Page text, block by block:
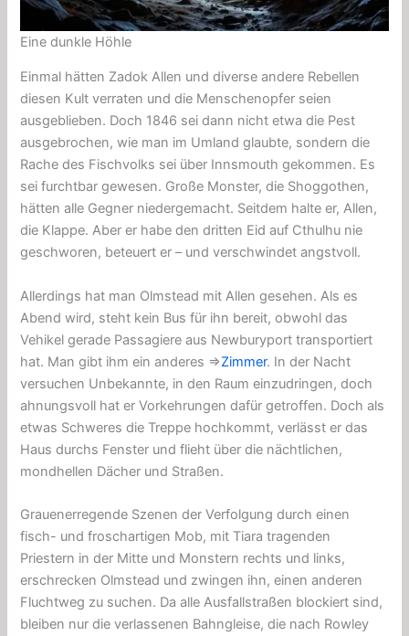
Eine dunkle Höhle
Einmal hätten Zadok Allen und diverse andere Rebellen
diesen Kult verraten und die Menschenopfer seien
ausgeblieben. Doch 1846 sei dann nicht etwa die Pest
ausgebrochen, wie man im Umland glaubte, sondern die
Rache des Fischvolks sei über Innsmouth gekommen. Es
sei furchtbar gewesen. Große Monster, die Shoggothen,
hätten alle Gegner niedergemacht. Seitdem halte er, Allen,
die Klappe. Aber er habe den dritten Eid auf Cthulhu nie
geschworen, beteuert er – und verschwindet angstvoll.
Allerdings hat man Olmstead mit Allen gesehen. Als es
Abend wird, steht kein Bus für ihn bereit, obwohl das
Vehikel gerade Passagiere aus Newburyport transportiert
hat. Man gibt ihm ein anderes ⇒Zimmer. In der Nacht
versuchen Unbekannte, in den Raum einzudringen, doch
ahnungsvoll hat er Vorkehrungen dafür getroffen. Doch als
etwas Schweres die Treppe hochkommt, verlässt er das
Haus durchs Fenster und flieht über die nächtlichen,
mondhellen Dächer und Straßen.
Grauenerregende Szenen der Verfolgung durch einen
fisch- und froschartigen Mob, mit Tiara tragenden
Priestern in der Mitte und Monstern rechts und links,
erschrecken Olmstead und zwingen ihn, einen anderen
Fluchtweg zu suchen. Da alle Ausfallstraßen blockiert sind,
bleiben nur die verlassenen Bahngleise, die nach Rowley